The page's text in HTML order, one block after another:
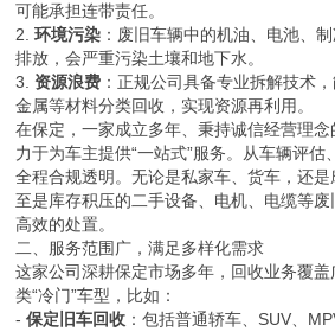
可能承担连带责任。
2.环境污染 ：废旧车辆中的机油、电池、
排放，会严重污染土壤和地下水。
3. 资源浪费 ：正规公司具备专业拆解技术
金属等材料分类回收，实现资源再利用。
在保定，一家成立多年、秉持诚信经营理
力于为车主提供“一站式”服务。从车辆评估
全程合规透明。无论是私家车、货车，还
至是库存积压的二手设备、电机、电缆等废
高效的处置。
二、服务范围广，满足多样化需求
这家公司深耕保定市场多年，回收业务覆
类“冷门”车型，比如：
-保定旧车回收 ：包括普通轿车、SUV、